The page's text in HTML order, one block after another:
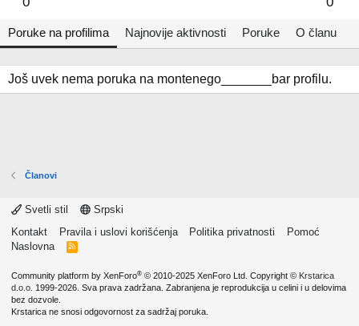
Poruke na profilima Najnovije aktivnosti Poruke O članu
Još uvek nema poruka na montenego_______bar profilu.
Članovi
Svetli stil
Srpski
Kontakt
Pravila i uslovi korišćenja Politika privatnosti
Pomoć
Naslovna
R
Community platform by XenForo® © 2010-2025 XenForo Ltd. Copyright © Krstarica
d.o.o. 1999-2026. Sva prava zadržana. Zabranjena je reprodukcija u celini i u delovima
bez dozvole.
Krstarica ne snosi odgovornost za sadržaj poruka.